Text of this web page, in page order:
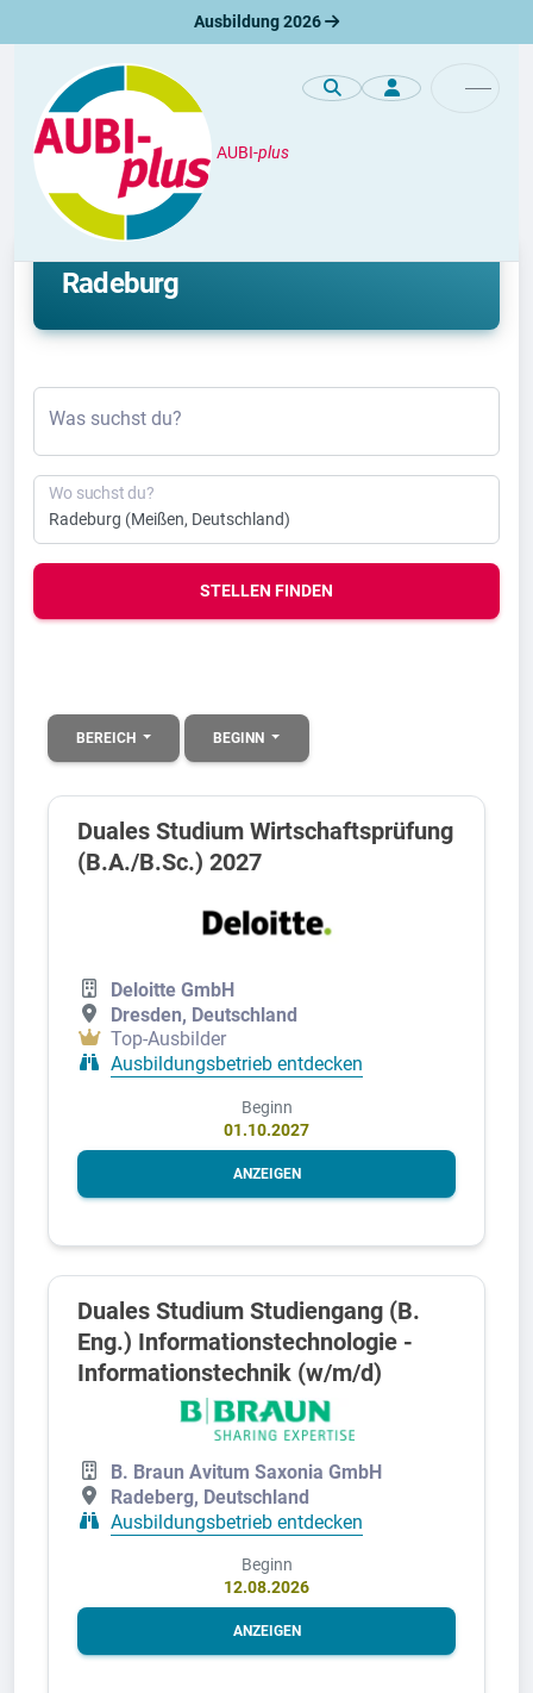
Ausbildung 2026
AUBI-plus
Duales Studium
Aktuelle duale Studienplätze in
Radeburg
Was suchst du?
Wo suchst du?
STELLEN FINDEN
BEREICH BEGINN
Duales Studium Wirtschaftsprüfung
(B.A./B.Sc.) 2027
Deloitte GmbH
Dresden, Deutschland
Top-Ausbilder
Ausbildungsbetrieb entdecken
Beginn
01.10.2027
ANZEIGEN
Duales Studium Studiengang (B.
Eng.) Informationstechnologie -
Informationstechnik (w/m/d)
B. Braun Avitum Saxonia GmbH
Radeberg, Deutschland
Ausbildungsbetrieb entdecken
Beginn
12.08.2026
ANZEIGEN